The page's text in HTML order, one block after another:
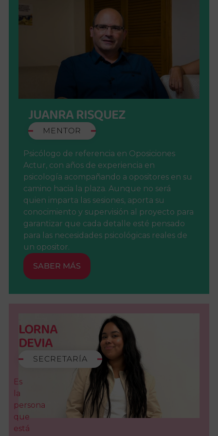
MENTOR
JUANRA RISQUEZ
Psicólogo de referencia en Oposiciones
Actur, con años de experiencia en
psicología acompañando a opositores en su
camino hacia la plaza. Aunque no será
quien imparta las sesiones, aporta su
conocimiento y supervisión al proyecto para
garantizar que cada detalle esté pensado
para las necesidades psicológicas reales de
un opositor.
SABER MÁS
LORNA
DEVIA
SECRETARÍA
Es
la
persona
que
está